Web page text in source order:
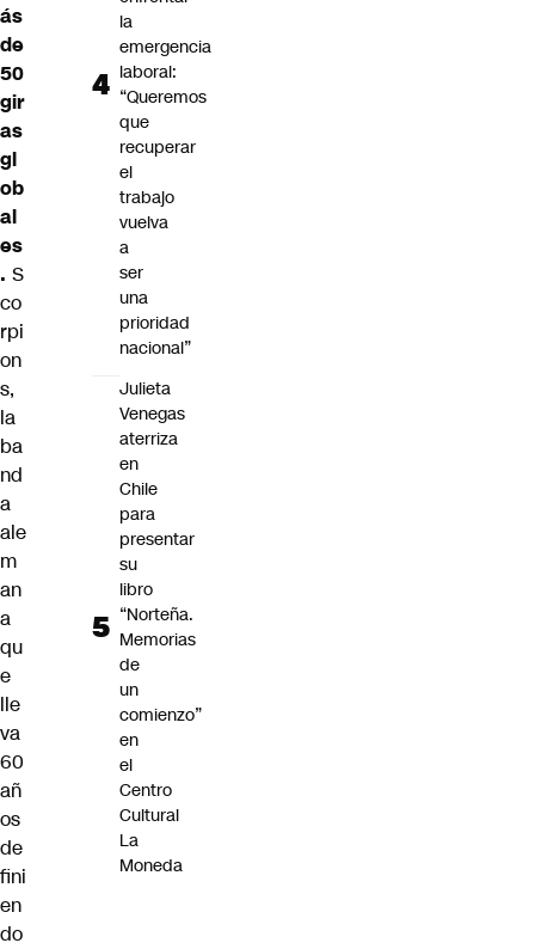
ás
de
50
gir
as
gl
ob
al
es
. S
co
rpi
on
s,
la
ba
nd
a
ale
m
an
a
qu
e
lle
va
60
añ
os
de
fini
en
do
la
emergencia
laboral:
“Queremos
que
recuperar
el
trabajo
vuelva
a
ser
una
prioridad
nacional”
Julieta
Venegas
aterriza
en
Chile
para
presentar
su
libro
“Norteña.
Memorias
de
un
comienzo”
en
el
Centro
Cultural
La
Moneda